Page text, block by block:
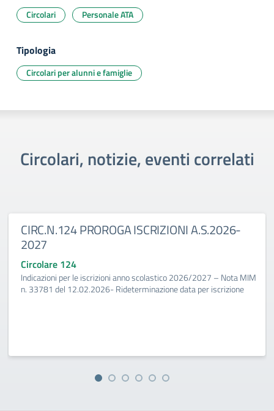
Circolari Personale ATA
Tipologia
Circolari per alunni e famiglie
Circolari, notizie, eventi correlati
CIRC.N.124 PROROGA ISCRIZIONI A.S.2026-
2027
Circolare 124
Indicazioni per le iscrizioni anno scolastico 2026/2027 – Nota MIM
n. 33781 del 12.02.2026- Rideterminazione data per iscrizione